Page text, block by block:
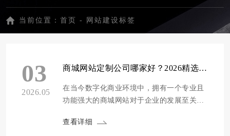
家经验丰富的商城网站定制公司，是企业实现数字化转型、抢占线
上市场的重要一步。
当前位置： 首页 - 网站建设标签
03
2026.05
商城网站定制公司哪家好？2026精选10家高口碑建站服务商推荐
在当今数字化商业环境中，拥有一个专业且
功能强大的商城网站对于企业的发展至关重
公司，企业往往难以抉择。为了帮助企业找
查看详细